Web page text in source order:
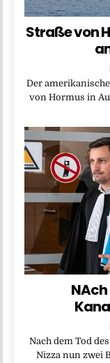
Straße von
Der
von Hormus in
Nach dem Tod
Nizza nun zwei